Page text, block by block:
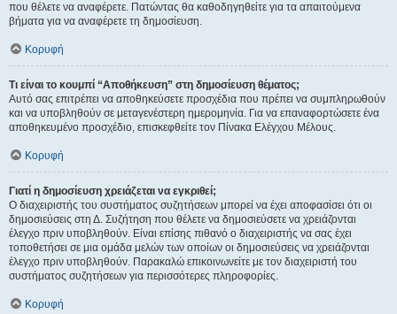
που θέλετε να αναφέρετε. Πατώντας θα καθοδηγηθείτε για τα απαιτούμενα
βήματα για να αναφέρετε τη δημοσίευση.
Κορυφή
Τι είναι το κουμπί “Αποθήκευση” στη δημοσίευση θέματος;
Αυτό σας επιτρέπει να αποθηκεύσετε προσχέδια που πρέπει να συμπληρωθούν
και να υποβληθούν σε μεταγενέστερη ημερομηνία. Για να επαναφορτώσετε ένα
αποθηκευμένο προσχέδιο, επισκεφθείτε τον Πίνακα Ελέγχου Μέλους.
Κορυφή
Γιατί η δημοσίευση χρειάζεται να εγκριθεί;
Ο διαχειριστής του συστήματος συζητήσεων μπορεί να έχει αποφασίσει ότι οι
δημοσιεύσεις στη Δ. Συζήτηση που θέλετε να δημοσιεύσετε να χρειάζονται
έλεγχο πριν υποβληθούν. Είναι επίσης πιθανό ο διαχειριστής να σας έχει
τοποθετήσει σε μια ομάδα μελών των οποίων οι δημοσιεύσεις να χρειάζονται
έλεγχο πριν υποβληθούν. Παρακαλώ επικοινωνείτε με τον διαχειριστή του
συστήματος συζητήσεων για περισσότερες πληροφορίες.
Κορυφή